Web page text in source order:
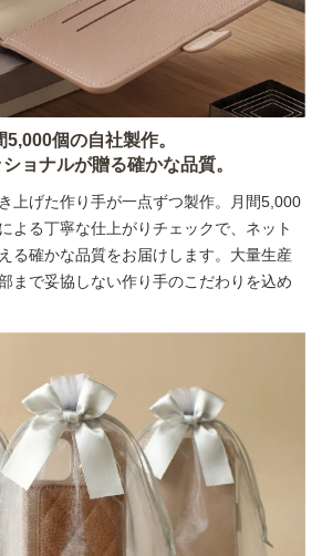
5,000個の自社製作。
ョナルが贈る確かな品質。
上げた作り手が一点ずつ製作。月間5,000
よる丁寧な仕上がりチェックで、ネット
る確かな品質をお届けします。大量生産
まで妥協しない作り手のこだわりを込め